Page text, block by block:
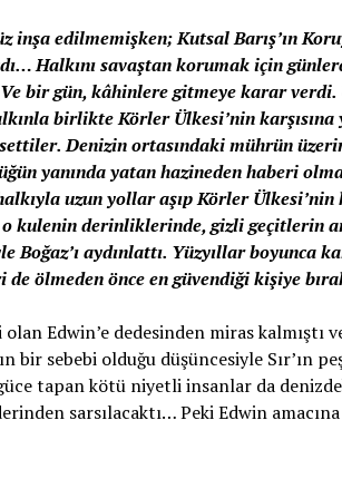
inşa edilmemişken; Kutsal Barış’ın
Halkını savaştan korumak için
bir gün, kâhinlere gitmeye karar verdi.
birlikte Körler Ülkesi’nin
Denizin ortasındaki mührün
yanında yatan hazineden haberi
uzun yollar aşıp Körler Ülkesi’nin
kulenin derinliklerinde, gizli geçitlerin
aydınlattı. Yüzyıllar boyunca
ölmeden önce en güvendiği kişiye
Edwin’e dedesinden miras kalmıştı
sebebi olduğu düşüncesiyle Sır’ın
tapan kötü niyetli insanlar da
sarsılacaktı… Peki Edwin